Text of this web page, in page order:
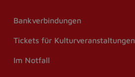
Bankverbindungen
Tickets für Kulturveranstaltungen
Im Notfall